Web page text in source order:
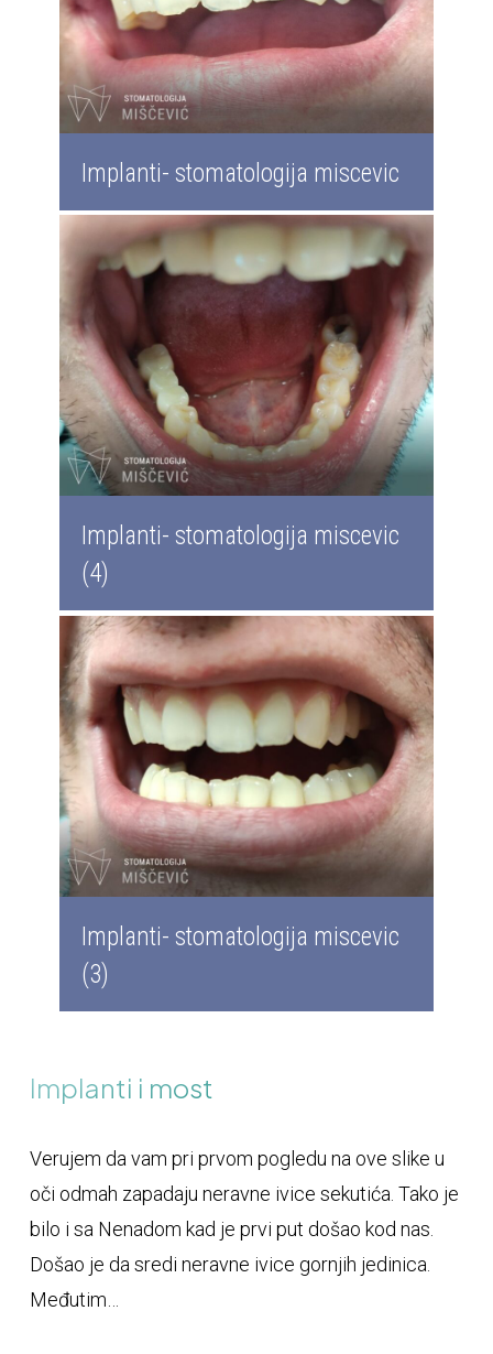
Implanti- stomatologija miscevic
Implanti- stomatologija miscevic
(4)
Implanti- stomatologija miscevic
(3)
Implanti i most
Verujem da vam pri prvom pogledu na ove slike u
oči odmah zapadaju neravne ivice sekutića. Tako je
bilo i sa Nenadom kad je prvi put došao kod nas.
Došao je da sredi neravne ivice gornjih jedinica.
Međutim…